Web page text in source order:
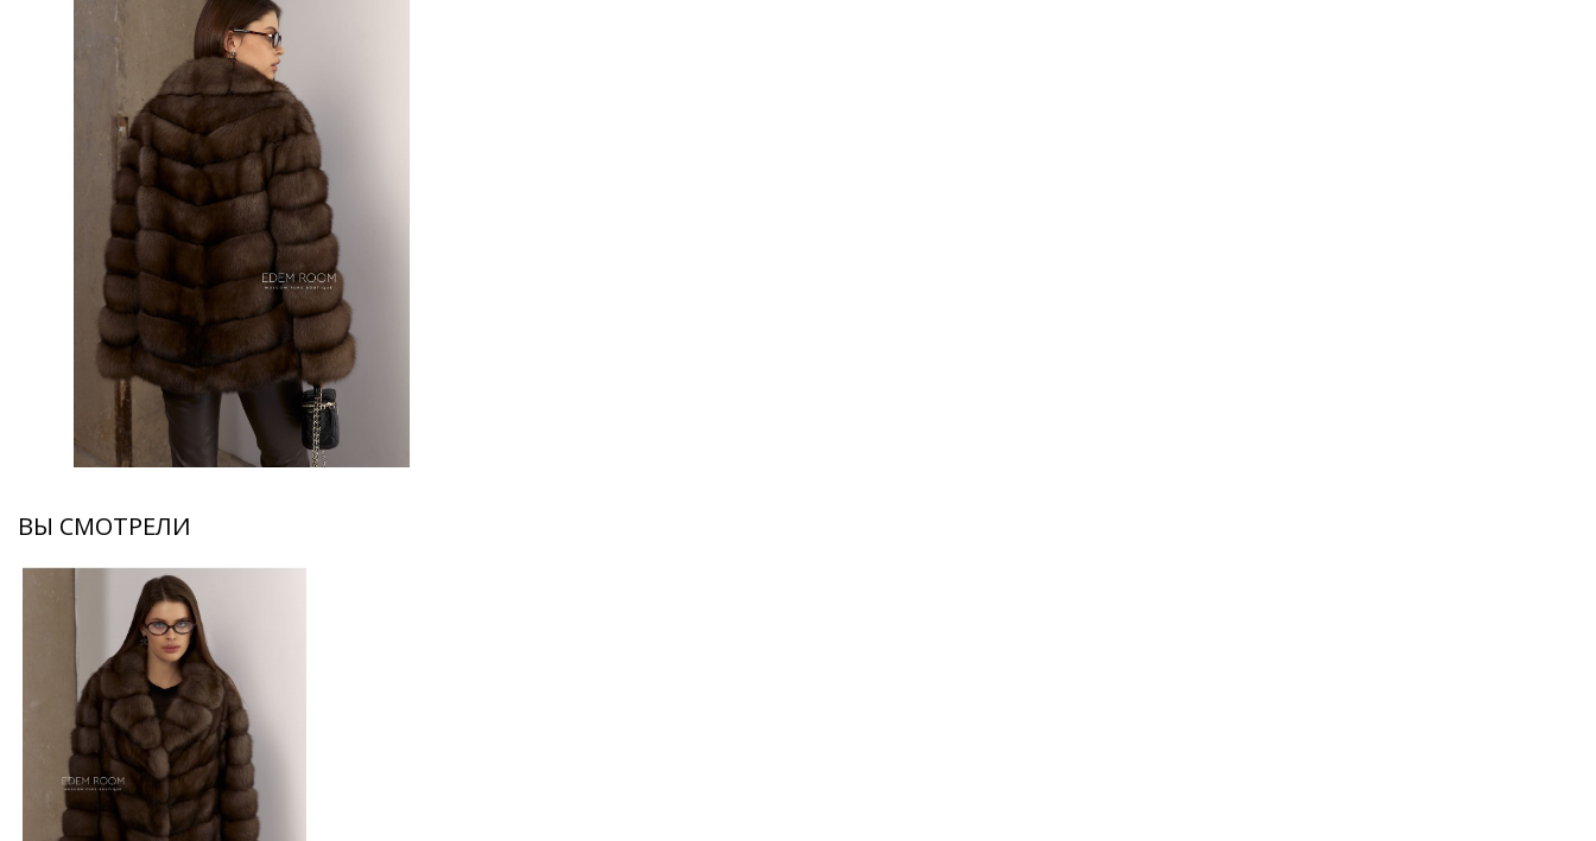
ВЫ СМОТРЕЛИ